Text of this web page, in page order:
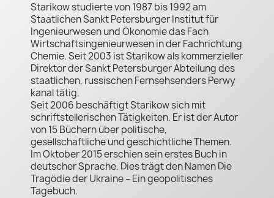
Starikow studierte von 1987 bis 1992 am
Staatlichen Sankt Petersburger Institut für
Ingenieurwesen und Ökonomie das Fach
Wirtschaftsingenieurwesen in der Fachrichtung
Chemie. Seit 2003 ist Starikow als kommerzieller
Direktor der Sankt Petersburger Abteilung des
staatlichen, russischen Fernsehsenders Perwy
kanal tätig.
Seit 2006 beschäftigt Starikow sich mit
schriftstellerischen Tätigkeiten. Er ist der Autor
von 15 Büchern über politische,
gesellschaftliche und geschichtliche Themen.
Im Oktober 2015 erschien sein erstes Buch in
deutscher Sprache. Dies trägt den Namen Die
Tragödie der Ukraine – Ein geopolitisches
Tagebuch.